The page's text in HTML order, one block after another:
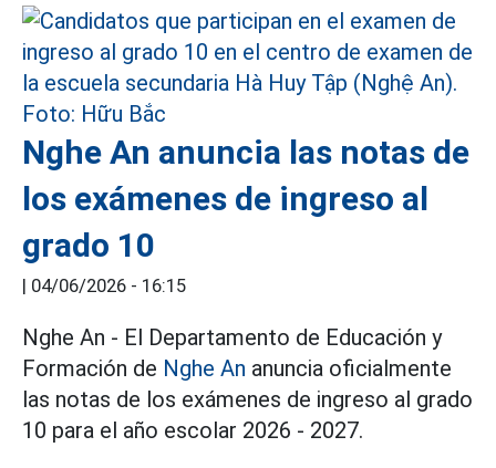
Nghe An anuncia las notas de
los exámenes de ingreso al
grado 10
| 04/06/2026 - 16:15
Nghe An - El Departamento de Educación y
Formación de Nghe An anuncia oficialmente
las notas de los exámenes de ingreso al grado
10 para el año escolar 2026 - 2027.